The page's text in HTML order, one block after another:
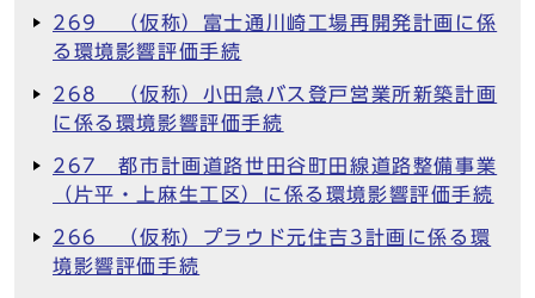
269 （仮称）富士通川崎工場再開発計画に係
る環境影響評価手続
268 （仮称）小田急バス登戸営業所新築計画
に係る環境影響評価手続
267 都市計画道路世田谷町田線道路整備事業
（片平・上麻生工区）に係る環境影響評価手続
266 （仮称）プラウド元住吉3計画に係る環
境影響評価手続